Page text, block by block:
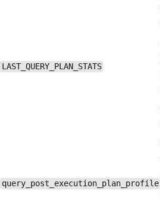
LAST_QUERY_PLAN_STATS
query_post_execution_plan_profile